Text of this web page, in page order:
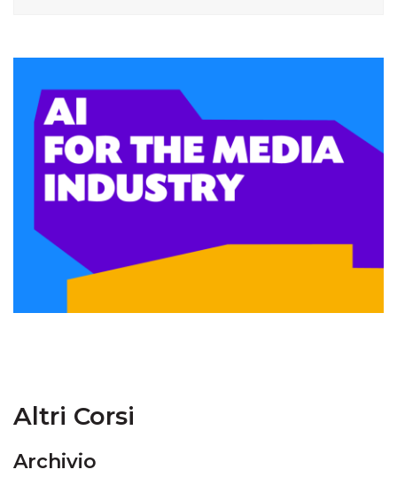
Altri Corsi
Archivio